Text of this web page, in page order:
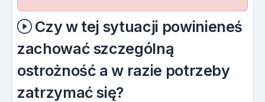
Czy w tej sytuacji powinieneś
zachować szczególną
ostrożność a w razie potrzeby
zatrzymać się?